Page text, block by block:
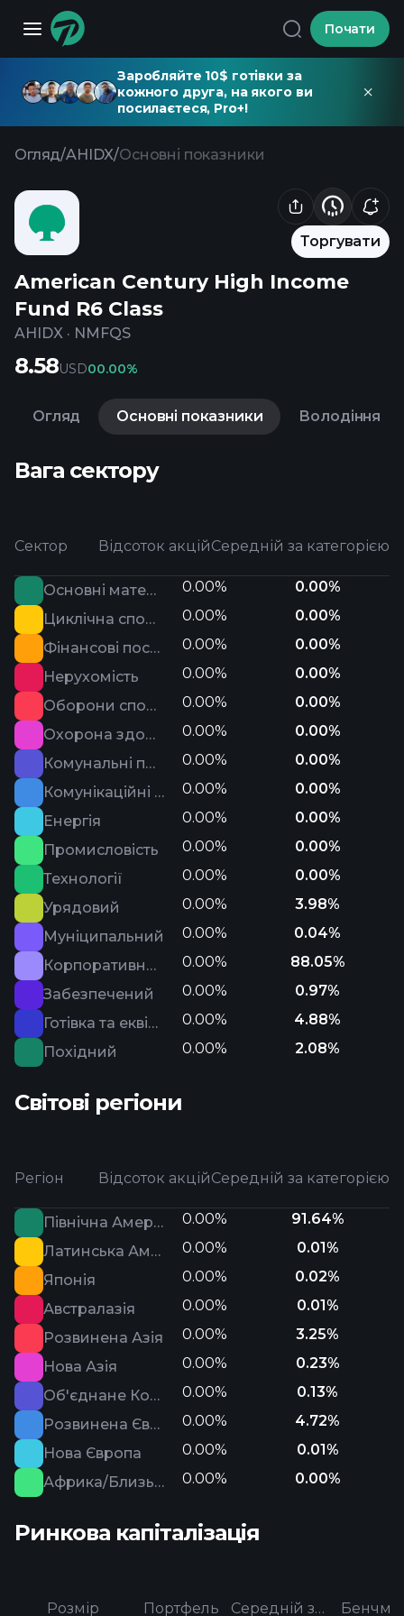
Почати
Заробляйте 10$ готівки за
кожного друга, на якого ви
посилаєтеся, Pro+!
Огляд/AHIDX/Основні показники
Торгувати
American Century High Income
Fund R6 Class
AHIDX · NMFQS
8.58USD00.00%
Огляд Основні показники Володіння
Вага сектору
Сектор Відсоток акційСередній за категорією
Основні матеріали 0.00%
0.00%
Циклічна споживча сфера
0.00%
0.00%
Фінансові послуги
0.00%
0.00%
Нерухомість
0.00%
0.00%
Оборони споживача
0.00%
0.00%
Охорона здоров'я
0.00%
0.00%
Комунальні послуги
0.00%
0.00%
Комунікаційні послуги
0.00%
0.00%
Енергія
0.00%
0.00%
Промисловість
0.00%
0.00%
Технології
0.00%
0.00%
Урядовий
0.00%
3.98%
Муніципальний
0.00%
0.04%
Корпоративний
0.00%
88.05%
Забезпечений
0.00%
0.97%
Готівка та еквіваленти
0.00%
4.88%
Похідний
0.00% 2.08%
Світові регіони
Регіон Відсоток акційСередній за категорією
Північна Америка 0.00%
91.64%
Латинська Америка
0.00%
0.01%
Японія
0.00%
0.02%
Австралазія
0.00%
0.01%
Розвинена Азія
0.00%
3.25%
Нова Азія
0.00%
0.23%
Об'єднане Королівство
0.00%
0.13%
Розвинена Європа
0.00%
4.72%
Нова Європа
0.00%
0.01%
Африка/Близький Схід
0.00% 0.00%
Ринкова капіталізація
Розмір Портфель Середній за категорією